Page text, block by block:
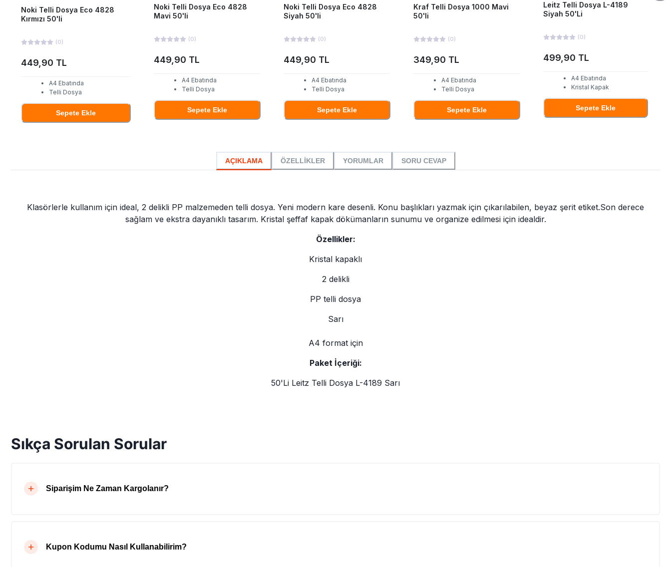
Noki Telli Dosya Eco 4828
Kırmızı 50'li
(0)
449,90 TL
A4 Ebatında
Telli Dosya
Sepete Ekle
Noki Telli Dosya Eco 4828
Mavi 50'li
(0)
449,90 TL
A4 Ebatında
Telli Dosya
Sepete Ekle
Noki Telli Dosya Eco 4828
Siyah 50'li
(0)
449,90 TL
A4 Ebatında
Telli Dosya
Sepete Ekle
Kraf Telli Dosya 1000 Mavi
50'li
(0)
349,90 TL
A4 Ebatında
Telli Dosya
Sepete Ekle
Leitz Telli Dosya L-4189
Siyah 50'Li
(0)
499,90 TL
A4 Ebatında
Kristal Kapak
Sepete Ekle
AÇIKLAMA ÖZELLİKLER YORUMLAR SORU CEVAP
Klasörlerle kullanım için ideal, 2 delikli PP malzemeden telli dosya. Yeni modern kare desenli. Konu başlıkları yazmak için çıkarılabilen, beyaz şerit etiket.Son derece
sağlam ve ekstra dayanıklı tasarım. Kristal şeffaf kapak dökümanların sunumu ve organize edilmesi için idealdir.
Özellikler:
Kristal kapaklı
2 delikli
PP telli dosya
Sarı
A4 format için
Paket İçeriği:
50'Li Leitz Telli Dosya L-4189 Sarı
Sıkça Sorulan Sorular
Siparişim Ne Zaman Kargolanır?
Kupon Kodumu Nasıl Kullanabilirim?